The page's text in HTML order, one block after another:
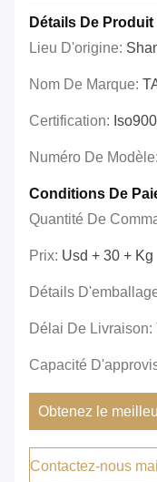
Détails De Produit
Lieu D'origine:
Nom De Marque:
Certification:
Numéro De Modèle:
Conditions De
Quantité De
Prix: Usd + 30 + Kg
Détails
Délai De Livraison:
Capacité
Obtenez le
Contactez-nous